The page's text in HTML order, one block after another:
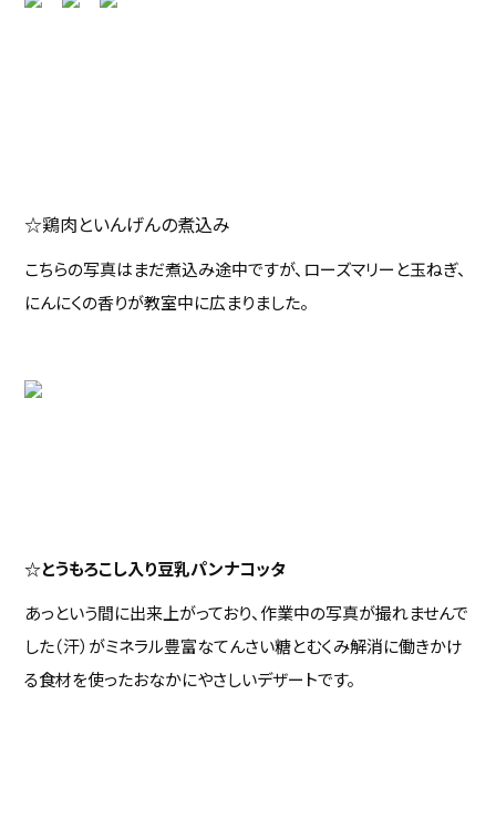
☆鶏肉といんげんの煮込み
こちらの写真はまだ煮込み途中ですが、ローズマリーと玉ねぎ、
にんにくの香りが教室中に広まりました。
☆とうもろこし入り豆乳パンナコッタ
あっという間に出来上がっており、作業中の写真が撮れませんで
した（汗）がミネラル豊富なてんさい糖とむくみ解消に働きかけ
る食材を使ったおなかにやさしいデザートです。